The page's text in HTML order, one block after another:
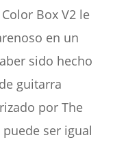
Box V2 le
en un
sido hecho
guitarra
por The
puede ser igual